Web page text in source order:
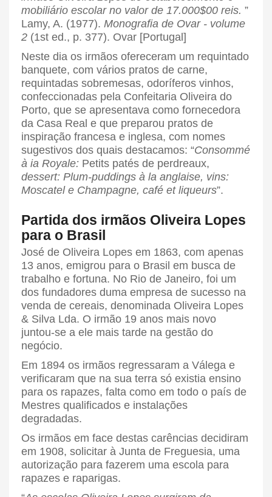
mobiliário escolar no valor de 17.000$00 reis. ”
Lamy, A. (1977). Monografia de Ovar - volume
2 (1st ed., p. 377). Ovar [Portugal]
Neste dia os irmãos ofereceram um requintado
banquete, com vários pratos de carne,
requintadas sobremesas, odoríferos vinhos,
confeccionadas pela Confeitaria Oliveira do
Porto, que se apresentava como fornecedora
da Casa Real e que preparou pratos de
inspiração francesa e inglesa, com nomes
sugestivos dos quais destacamos: “Consommé
à ia Royale: Petits patés de perdreaux,
dessert: Plum-puddings à la anglaise, vins:
Moscatel e Champagne, café et liqueurs”.
Partida dos irmãos Oliveira Lopes
para o Brasil
José de Oliveira Lopes em 1863, com apenas
13 anos, emigrou para o Brasil em busca de
trabalho e fortuna. No Rio de Janeiro, foi um
dos fundadores duma empresa de sucesso na
venda de cereais, denominada Oliveira Lopes
& Silva Lda. O irmão 19 anos mais novo
juntou-se a ele mais tarde na gestão do
negócio.
Em 1894 os irmãos regressaram a Válega e
verificaram que na sua terra só existia ensino
para os rapazes, falta como em todo o país de
Mestres qualificados e instalações
degradadas.
Os irmãos em face destas carências decidiram
em 1908, solicitar à Junta de Freguesia, uma
autorização para fazerem uma escola para
rapazes e raparigas.